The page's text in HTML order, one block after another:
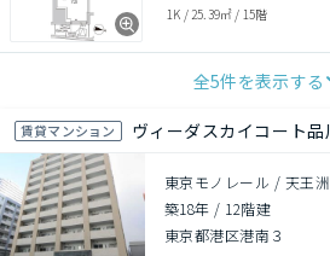
1K / 25.39㎡ / 15階
全5件を表示する
賃貸マンション ヴィーダスカイコート品
東京モノレール / 天王
築18年 / 12階建
東京都港区港南３